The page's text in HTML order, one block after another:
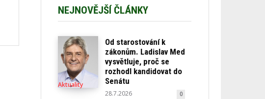
NEJNOVĚJŠÍ ČLÁNKY
Aktuality
Od starostování k
zákonům. Ladislav Med
vysvětluje, proč se
rozhodl kandidovat do
Senátu
28.7.2026 0